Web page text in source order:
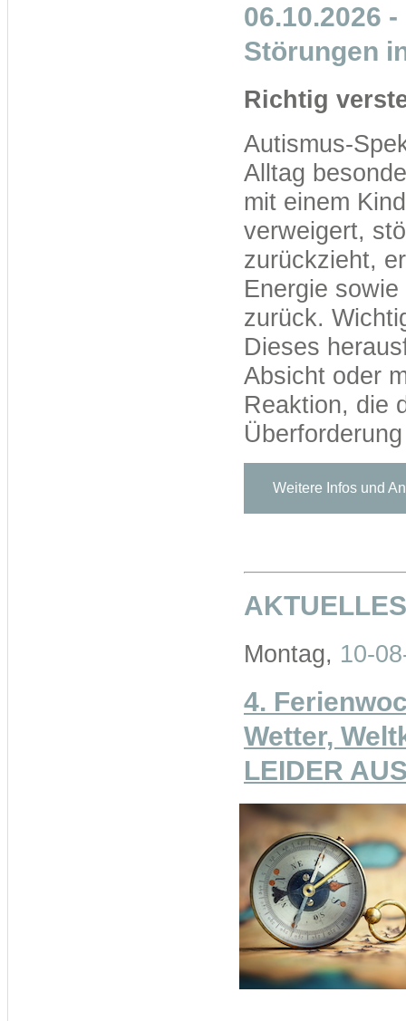
06.10.2026
Störungen
Richtig
Autismus-
Alltag
mit einem
verweigert,
zurückzieht,
Energie
zurück.
Dieses
Absicht oder
Reaktion, die
Weitere Infos und
AKTUELLES
Montag, 10-
4.
Wetter,
LEIDER